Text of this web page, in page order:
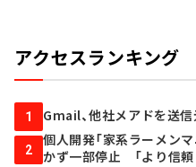
アクセスランキング
1 Gmail、他社メアドを送
2
個人開発「家系ラーメン
かず一部停止 「より信頼